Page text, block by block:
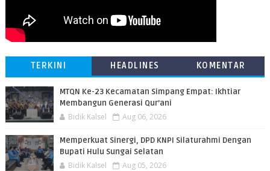
TERKINI HEADLINES KOMENTAR
MTQN Ke-23 Kecamatan Simpang Empat: Ikhtiar
Membangun Generasi Qur’ani
Bidik Kalsel Aug 06, 2026
Memperkuat Sinergi, DPD KNPI Silaturahmi Dengan
Bupati Hulu Sungai Selatan
Bidik Kalsel Aug 05, 2026